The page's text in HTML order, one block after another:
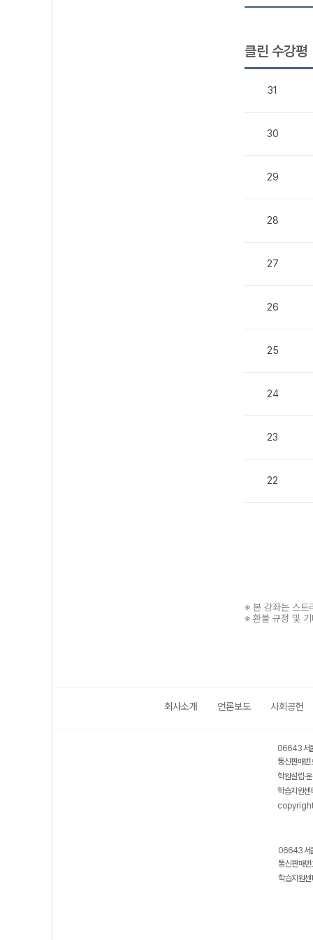
클린 수강평
31
30
29
28
27
26
25
24
23
22
※ 본 강좌는 스트
※ 환불 규정 및
회사소개 언론보도 사회공헌
06643 서
통신판매
학원설립·
학습지원
06643 서
통신판매
학습지원